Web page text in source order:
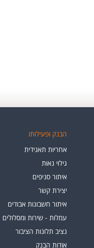
הבנק ופעילותו
אחריות תאגידית
גילוי נאות
איתור סניפים
יצירת קשר
איתור חשבונות אבודים
עמלות - שירות ומסלולים
נציב תלונות הציבור
אודות הבנק